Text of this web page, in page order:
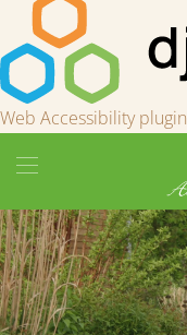
Web Accessibility plugin